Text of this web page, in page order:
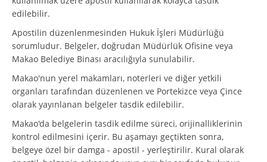
edilebilir.
Apostilin düzenlenmesinden Hukuk İşleri Müdürlüğü
sorumludur. Belgeler, doğrudan Müdürlük Ofisine veya
Makao Belediye Binası aracılığıyla sunulabilir.
Makao'nun yerel makamları, noterleri ve diğer yetkili
organları tarafından düzenlenen ve Portekizce veya Çince
olarak yayınlanan belgeler tasdik edilebilir.
Makao'da belgelerin tasdik edilme süreci, orijinalliklerinin
kontrol edilmesini içerir. Bu aşamayı geçtikten sonra,
belgeye özel bir damga - apostil - yerleştirilir. Kural olarak